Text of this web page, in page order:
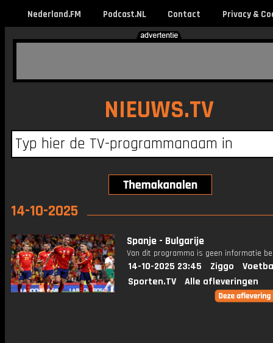
Nederland.FM Podcast.NL Contact Privacy &
NIEUWS.TV
14-10-2025
Spanje - Bulgarije
Van dit programma is geen informatie
14-10-2025 23:45 Ziggo
Sporten.TV
Alle afleveringen